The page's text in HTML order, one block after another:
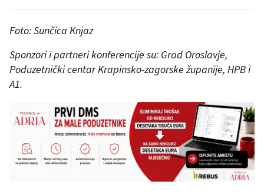
Foto: Sunčica Knjaz
Sponzori i partneri konferencije su: Grad Oroslavje,
Poduzetnički centar Krapinsko-zagorske županije, HPB i
A1.